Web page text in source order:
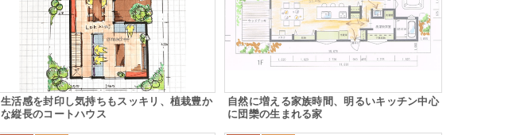
生活感を封印し気持ちもスッキリ、植栽豊か
な縦長のコートハウス
自然に増える家族時間、明るいキッチン中心
に団欒の生まれる家